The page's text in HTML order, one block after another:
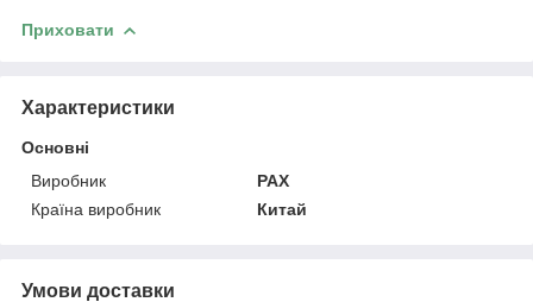
Приховати
Характеристики
Основні
Виробник
PAX
Країна виробник
Китай
Умови доставки